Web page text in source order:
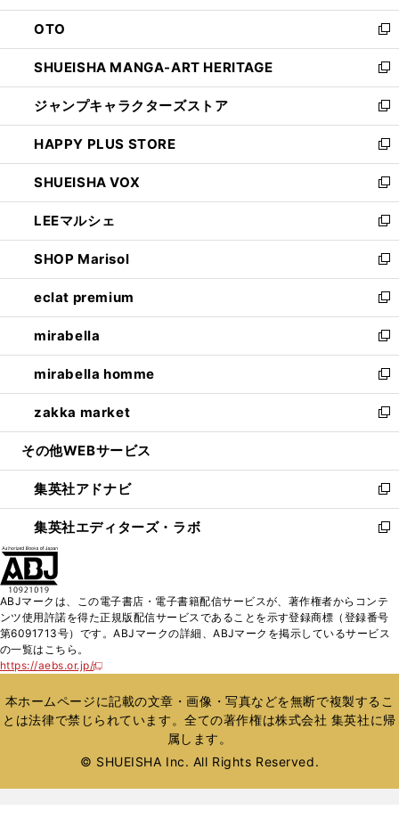
ウ
で
開
く
ン
ド
ウ
で
開
く
OTO
新
し
い
ウ
ィ
ン
ド
ウ
で
開
く
SHUEISHA MANGA-ART HERITAGE
新
し
い
ウ
ィ
ン
ド
ウ
で
開
く
ジャンプキャラクターズストア
新
し
い
ウ
ィ
ン
ド
ウ
で
開
く
HAPPY PLUS STORE
新
し
い
ウ
ィ
ン
ド
ウ
で
開
く
SHUEISHA VOX
新
し
い
ウ
ィ
ン
ド
ウ
で
開
く
LEEマルシェ
新
し
い
ウ
ィ
ン
ド
ウ
で
開
く
SHOP Marisol
新
し
い
ウ
ィ
ン
ド
ウ
で
開
eclat premium
新
し
い
ウ
ィ
ン
ド
ウ
開
く
mirabella
新
し
い
ウ
ィ
ン
ウ
で
開
く
mirabella homme
新
し
い
ウ
ン
ド
ウ
で
zakka market
新
し
ウ
ィ
ン
ド
く
その他WEBサービス
集英社アドナビ
新
し
い
ド
ウ
で
集英社エディターズ・ラボ
新
ィ
ン
ド
開
く
ABJマークは、この電子書店・電子書籍配信サービスが、著作権者からコンテ
ンツ使用許諾を得た正規版配信サービスであることを示す登録商標（登録番号
第6091713号）です。ABJマークの詳細、ABJマークを掲示しているサービス
の一覧はこちら。
https://aebs.or.jp/
新
い
ウ
ィ
ウ
本ホームページに記載の文章・画像・写真などを無断で複製するこ
とは法律で禁じられています。全ての著作権は株式会社 集英社に帰
属します。
© SHUEISHA Inc. All Rights Reserved.